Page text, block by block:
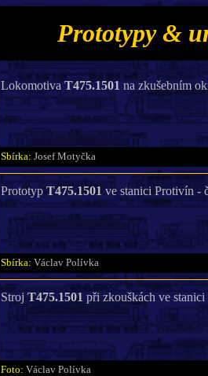
Prototypy &
Lokomotiva T475.1501 na zkušebním
Sbírka: Josef Motyčka
PrototypT475.1501 ve stanici Protivín -
Sbírka: Václav Polívka
StrojT475.1501 při zkouškách ve
Foto: Václav Polívka